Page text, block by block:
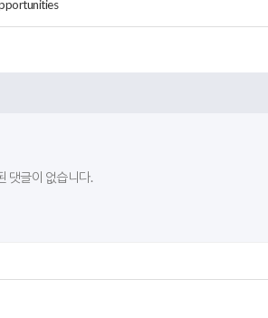
댓글이 없습니다.